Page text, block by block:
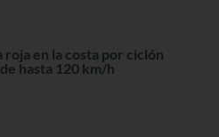
en la costa por ciclón
hasta 120 km/h